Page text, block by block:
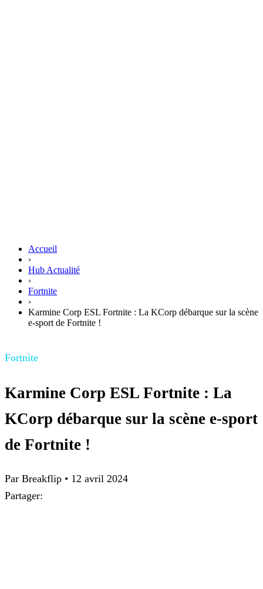
Accueil
›
Hub Actualité
›
Fortnite
›
Karmine Corp ESL Fortnite : La KCorp débarque sur la scène
e-sport de Fortnite !
Fortnite
Karmine Corp ESL Fortnite : La
KCorp débarque sur la scène e-sport
de Fortnite !
Par Breakflip • 12 avril 2024
Partager: